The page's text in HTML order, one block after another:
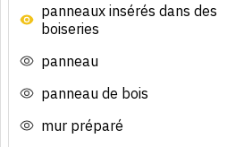
panneaux insérés dans des
boiseries
panneau
panneau de bois
mur préparé